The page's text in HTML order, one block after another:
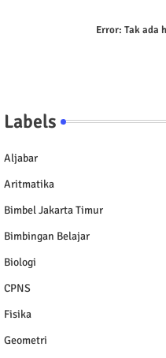
Error: Tak ada
Labels
Aljabar
Aritmatika
Bimbel Jakarta Timur
Bimbingan Belajar
Biologi
CPNS
Fisika
Geometri